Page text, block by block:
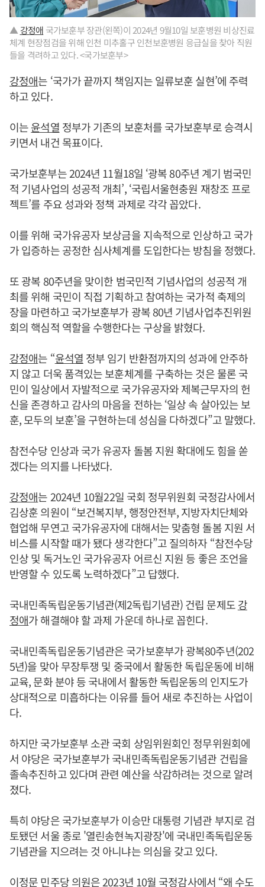
▲ 강정애 국가보훈부 장관(왼쪽)이 2024년 9월10일 보훈병원 비상진료
체계 현장점검을 위해 인천 미추홀구 인천보훈병원 응급실을 찾아 직원
들을 격려하고 있다. <국가보훈부>
강정애는 ‘국가가 끝까지 책임지는 일류보훈 실현’에 주력
하고 있다.
이는윤석열 정부가 기존의 보훈처를 국가보훈부로 승격시
키면서 내건 목표이다.
국가보훈부는 2024년 11월18일 ‘광복 80주년 계기 범국민
적 기념사업의 성공적 개최’, ‘국립서울현충원 재창조 프로
젝트’를 주요 성과와 정책 과제로 각각 꼽았다.
이를 위해 국가유공자 보상금을 지속적으로 인상하고 국가
가 입증하는 공정한 심사체계를 도입한다는 방침을 정했다.
또 광복 80주년을 맞이한 범국민적 기념사업의 성공적 개
최를 위해 국민이 직접 기획하고 참여하는 국가적 축제의
장을 마련하고 국가보훈부가 광복 80년 기념사업추진위원
회의 핵심적 역할을 수행한다는 구상을 밝혔다.
강정애는 “윤석열 정부 임기 반환점까지의 성과에 안주하
지 않고 더욱 품격있는 보훈체계를 구축하는 것은 물론 국
민이 일상에서 자발적으로 국가유공자와 제복근무자의 헌
신을 존경하고 감사의 마음을 전하는 ‘일상 속 살아있는 보
훈, 모두의 보훈’을 구현하는데 성심을 다하겠다”고 말했다.
참전수당 인상과 국가 유공자 돌봄 지원 확대에도 힘을 쏟
겠다는 의지를 나타냈다.
강정애는 2024년 10월22일 국회 정무위원회 국정감사에서
김상훈 의원이 “보건복지부, 행정안전부, 지방자치단체와
협업해 무연고 국가유공자에 대해서는 맞춤형 돌봄 지원 서
비스를 시작할 때가 됐다 생각한다”고 질의하자 “참전수당
인상 및 독거노인 국가유공자 어르신 지원 등 좋은 조언을
반영할 수 있도록 노력하겠다”고 답했다.
국내민족독립운동기념관(제2독립기념관) 건립 문제도강
정애가 해결해야 할 과제 가운데 하나로 꼽힌다.
국내민족독립운동기념관은 국가보훈부가 광복80주년(202
5년)을 맞아 무장투쟁 및 중국에서 활동한 독립운동에 비해
교육, 문화 분야 등 국내에서 활동한 독립운동의 인지도가
상대적으로 미흡하다는 이유를 들어 새로 추진하는 사업이
다.
하지만 국가보훈부 소관 국회 상임위원회인 정무위원회에
서 야당은 국가보훈부가 국내민족독립운동기념관 건립을
졸속추진하고 있다며 관련 예산을 삭감하려는 것으로 알려
졌다.
특히 야당은 국가보훈부가 이승만 대통령 기념관 부지로 검
토됐던 서울 종로 '열린송현녹지광장'에 국내민족독립운동
기념관을 지으려는 것 아니냐는 의심을 갖고 있다.
이정문 민주당 의원은 2023년 10월 국정감사에서 “왜 수도